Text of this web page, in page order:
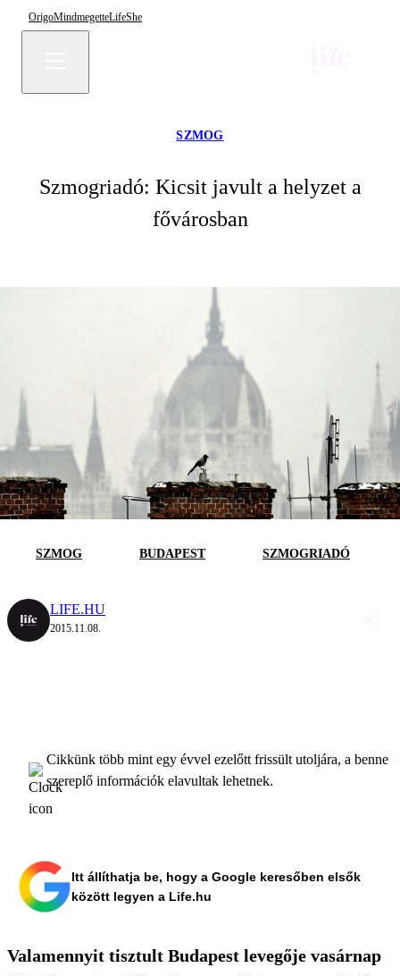
OrigoMindmegetteLifeShe
SZMOG
Szmogriadó: Kicsit javult a helyzet a
fővárosban
SZMOG BUDAPEST SZMOGRIADÓ
LIFE.HU
2015.11.08.
Cikkünk több mint egy évvel ezelőtt frissült utoljára, a benne
szereplő információk elavultak lehetnek.
Itt állíthatja be, hogy a Google keresőben elsők
között legyen a Life.hu
Valamennyit tisztult Budapest levegője vasárnap